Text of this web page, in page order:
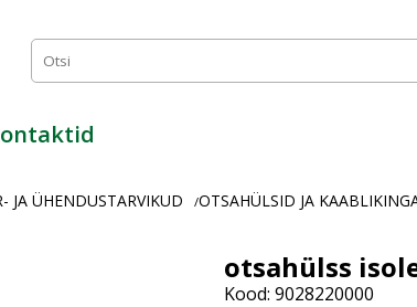
JA ÜHENDUSTARVIKUD /OTSAHÜLSID JA
otsahülss
Kood: 9028220000